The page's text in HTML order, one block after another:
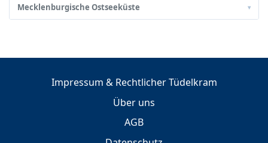
Mecklenburgische Ostseeküste ▾
Impressum & Rechtlicher Tüdelkram
Über uns
AGB